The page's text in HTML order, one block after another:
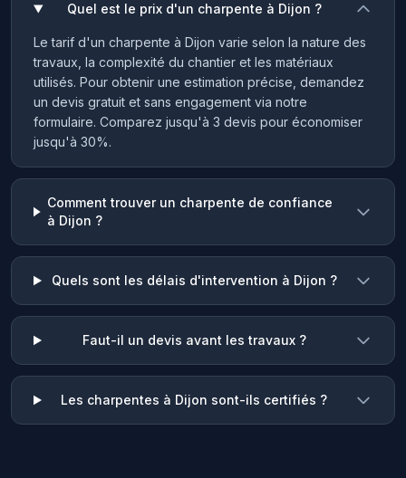
Quel est le prix d'un charpente à Dijon ?
Le tarif d'un charpente à Dijon varie selon la nature des
travaux, la complexité du chantier et les matériaux
utilisés. Pour obtenir une estimation précise, demandez
un devis gratuit et sans engagement via notre
formulaire. Comparez jusqu'à 3 devis pour économiser
jusqu'à 30%.
Comment trouver un charpente de confiance
à Dijon ?
Quels sont les délais d'intervention à Dijon ?
Faut-il un devis avant les travaux ?
Les charpentes à Dijon sont-ils certifiés ?